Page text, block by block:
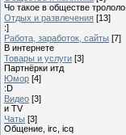
Чо такое в обществе трололо.
Отдых и развлечения [13]
:]
Работа, заработок, сайты [7]
В интернете
Товары и услуги [3]
Партнёрки итд
Юмор [4]
:D
Видео [3]
и TV
Чаты [3]
Общение, irc, icq